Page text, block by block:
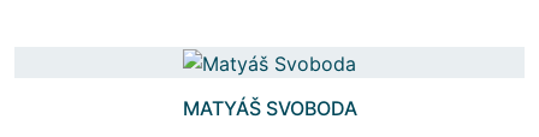
MATYÁŠ SVOBODA